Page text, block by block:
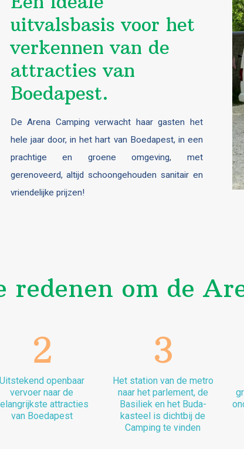
uitvalsbasis voor het
verkennen van de
attracties van
Boedapest.
De Arena Camping verwacht haar gasten het
hele jaar door, in het hart van Boedapest, in een
prachtige en groene omgeving, met
gerenoveerd, altijd schoongehouden sanitair en
vriendelijke prijzen!
redenen om de
2
Uitstekend openbaar
vervoer naar de
attracties
van Boedapest
3
Het station van de metro
naar het parlement, de
Basiliek en het Buda-
kasteel is dichtbij de
Camping te vinden